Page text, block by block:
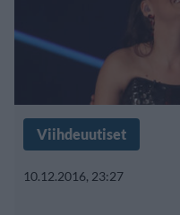
Viihdeuutiset
10.12.2016, 23:27